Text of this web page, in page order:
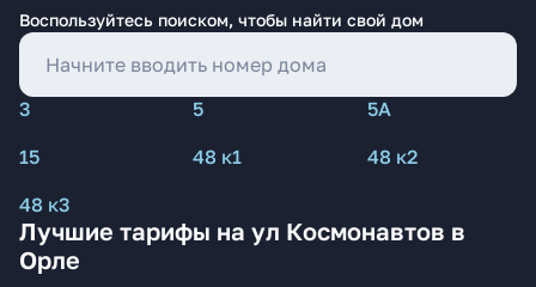
Воспользуйтесь поиском, чтобы найти свой дом
3 5
5А
15
48 к1
48 к2
48 к3
Лучшие тарифы на ул Космонавтов в
Орле